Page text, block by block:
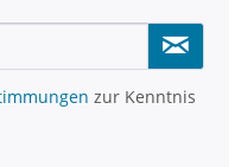
zur Kenntnis